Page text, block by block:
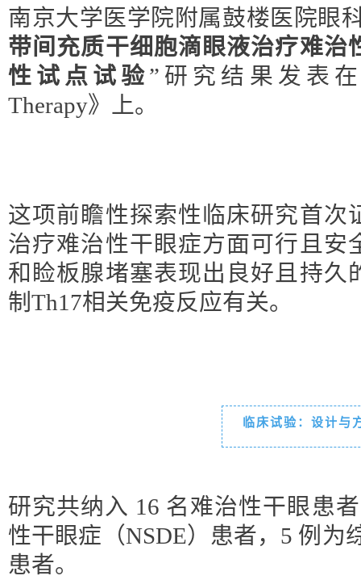
南京大学医学院附属鼓楼医院眼
带间充质干细胞滴眼液治疗难治
性试点试验”研究结果发表在
Therapy》上。
这项前瞻性探索性临床研究首次
治疗难治性干眼症方面可行且安
和睑板腺堵塞表现出良好且持久
制Th17相关免疫反应有关。
临床试验：设计与
研究共纳入 16 名难治性干眼患
性干眼症（NSDE）患者，5 例为
患者。